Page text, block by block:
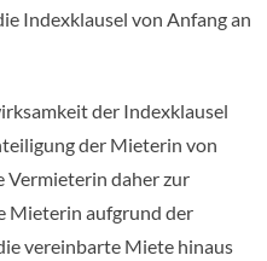
Indexklausel von Anfang an
der Indexklausel
der Mieterin von
Vermieterin daher zur
Mieterin aufgrund der
vereinbarte Miete hinaus